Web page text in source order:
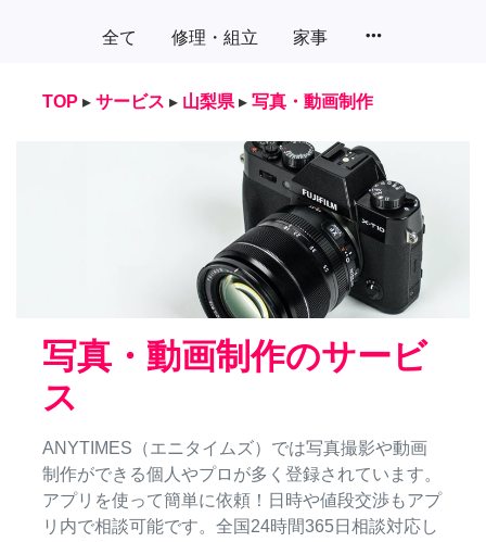
全て 修理・組立 家事 more_horiz
TOP ▸ サービス ▸ 山梨県 ▸ 写真・動画制作
写真・動画制作のサービ
ス
ANYTIMES（エニタイムズ）では写真撮影や動画
制作ができる個人やプロが多く登録されています。
アプリを使って簡単に依頼！日時や値段交渉もアプ
リ内で相談可能です。全国24時間365日相談対応し